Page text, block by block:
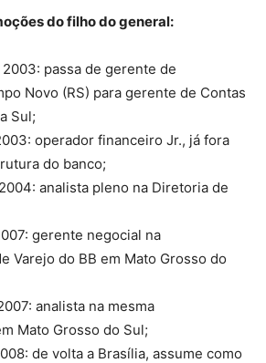
do filho do general:
passa de gerente de
Novo (RS) para gerente de Contas
Sul;
operador financeiro Jr., já fora
do banco;
analista pleno na Diretoria de
gerente negocial na
Varejo do BB em Mato Grosso do
analista na mesma
Mato Grosso do Sul;
de volta a Brasília, assume como